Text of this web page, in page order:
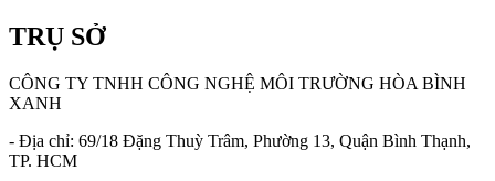
TRỤ SỞ
CÔNG TY TNHH CÔNG NGHỆ MÔI TRƯỜNG HÒA BÌNH
XANH
- Địa chỉ: 69/18 Đặng Thuỳ Trâm, Phường 13, Quận Bình Thạnh,
TP. HCM